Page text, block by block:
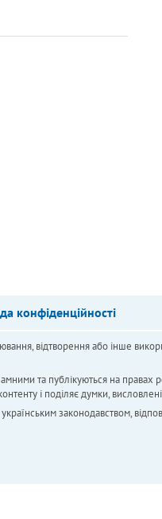
конфіденційності
відтворення або інше
та публікуються на правах
і поділяє думки,
законодавством,